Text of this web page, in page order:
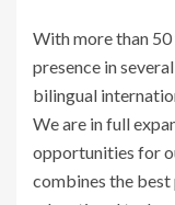
With more than
presence in
bilingual
We are in full
opportunities for
combines the